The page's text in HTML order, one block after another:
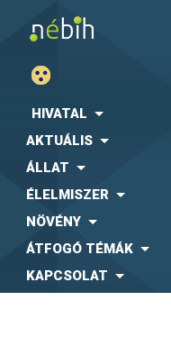
HIVATAL
AKTUÁLIS
ÁLLAT
ÉLELMISZER
NÖVÉNY
ÁTFOGÓ TÉMÁK
KAPCSOLAT